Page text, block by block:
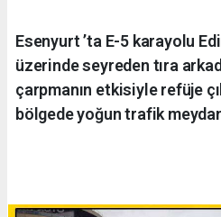
Esenyurt ’ta E-5 karayolu
üzerinde seyreden tıra
çarpmanın etkisiyle refüje
bölgede yoğun trafik